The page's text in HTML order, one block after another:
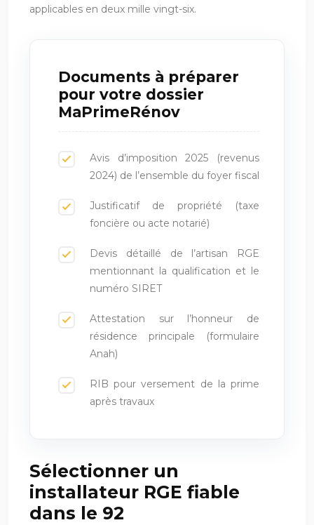
applicables en deux mille vingt-six.
Documents à préparer
pour votre dossier
MaPrimeRénov
Avis d’imposition 2025 (revenus
2024) de l’ensemble du foyer fiscal
Justificatif de propriété (taxe
foncière ou acte notarié)
Devis détaillé de l’artisan RGE
mentionnant la qualification et le
numéro SIRET
Attestation sur l’honneur de
résidence principale (formulaire
Anah)
RIB pour versement de la prime
après travaux
Sélectionner un
installateur RGE fiable
dans le 92